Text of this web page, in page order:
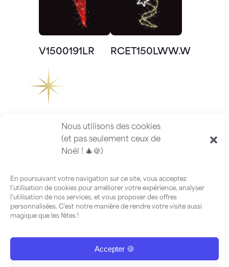
Nous utilisons des cookies
(et pas seulement ceux de
Noël ! 🎄🍪)
En poursuivant votre navigation sur ce site, vous acceptez
l’utilisation de cookies pour améliorer votre expérience, analyser
l’utilisation de nos services, et vous proposer des offres
personnalisées. C'est notre manière de rendre votre visite aussi
magique que les fêtes !
Accepter 🍪
V1500191LR RCET150LWW.W
FAQ-Guide